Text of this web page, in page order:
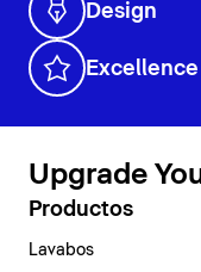
Design
Excellence
Upgrade
Productos
Lavabos